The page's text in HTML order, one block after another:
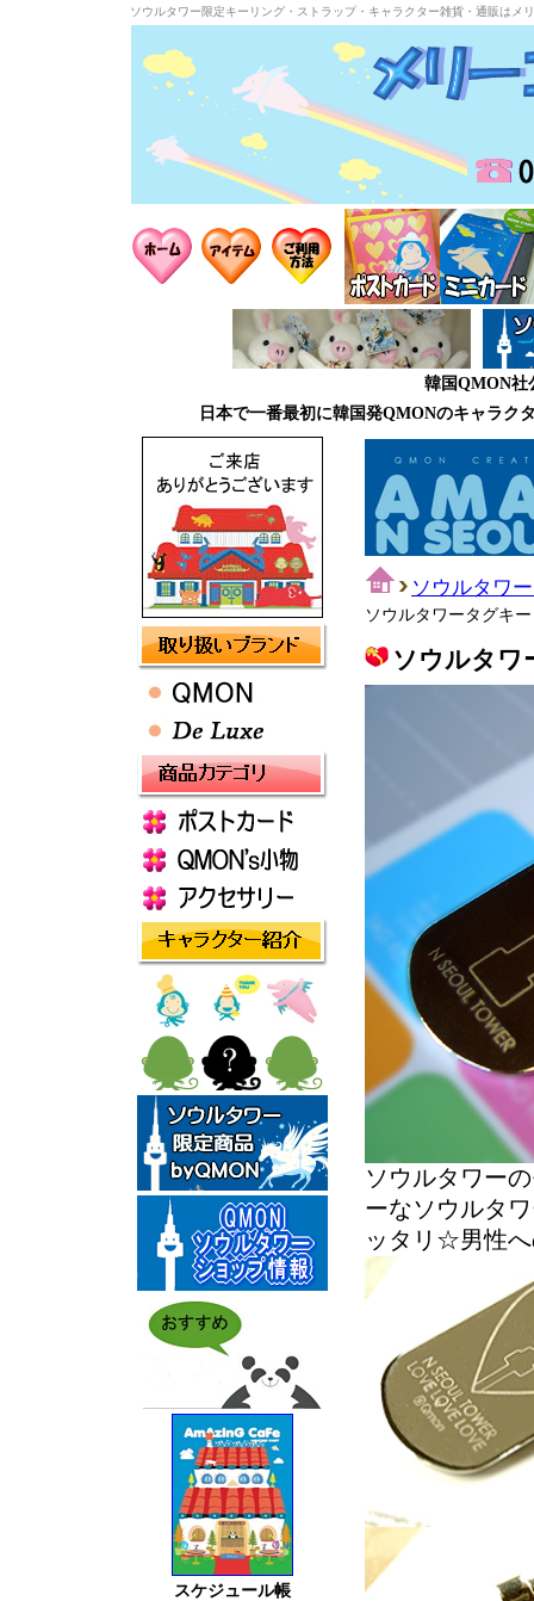
ソウルタワー限定キーリング・ストラップ・キャラクター雑貨・通販はメ
韓国QMON社
日本で一番最初に韓国発QMONのキャラク
スケジュール帳
ソウルタワ
ソウルタワータグキ
ソウルタワ
ソウルタワー
ーなソウルタ
ッタリ☆男性へ